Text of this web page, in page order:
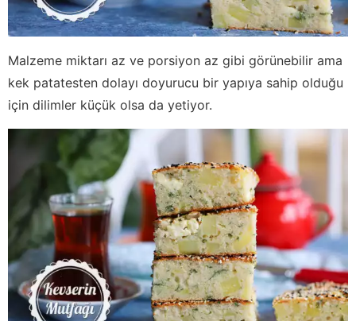
Malzeme miktarı az ve porsiyon az gibi görünebilir ama
kek patatesten dolayı doyurucu bir yapıya sahip olduğu
için dilimler küçük olsa da yetiyor.